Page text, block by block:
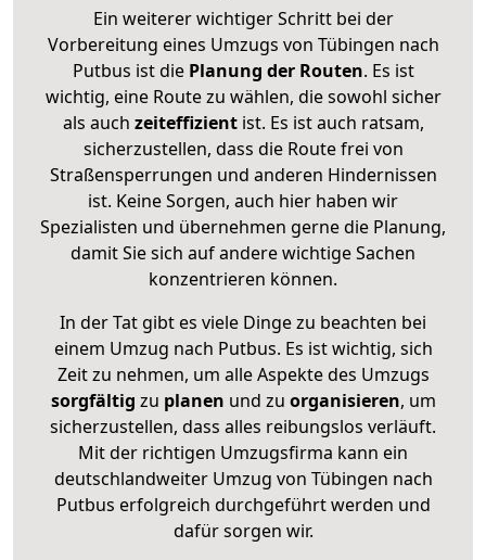
Ein weiterer wichtiger Schritt bei der
Vorbereitung eines Umzugs von Tübingen nach
Putbus ist diePlanung der Routen. Es ist
wichtig, eine Route zu wählen, die sowohl sicher
als auch zeiteffizientist. Es ist auch ratsam,
sicherzustellen, dass die Route frei von
Straßensperrungen und anderen Hindernissen
ist. Keine Sorgen, auch hier haben wir
Spezialisten und übernehmen gerne die Planung,
damit Sie sich auf andere wichtige Sachen
konzentrieren können.
In der Tat gibt es viele Dinge zu beachten bei
einem Umzug nach Putbus. Es ist wichtig, sich
Zeit zu nehmen, um alle Aspekte des Umzugs
sorgfältig zu planen und zu organisieren, um
sicherzustellen, dass alles reibungslos verläuft.
Mit der richtigen Umzugsfirma kann ein
deutschlandweiter Umzug von Tübingen nach
Putbus erfolgreich durchgeführt werden und
dafür sorgen wir.